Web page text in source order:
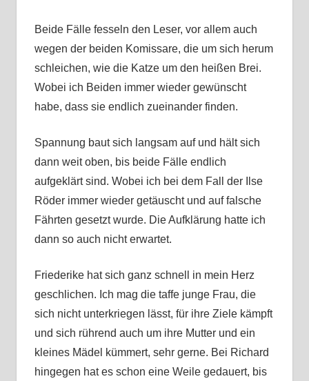
Beide Fälle fesseln den Leser, vor allem auch
wegen der beiden Komissare, die um sich herum
schleichen, wie die Katze um den heißen Brei.
Wobei ich Beiden immer wieder gewünscht
habe, dass sie endlich zueinander finden.
Spannung baut sich langsam auf und hält sich
dann weit oben, bis beide Fälle endlich
aufgeklärt sind. Wobei ich bei dem Fall der Ilse
Röder immer wieder getäuscht und auf falsche
Fährten gesetzt wurde. Die Aufklärung hatte ich
dann so auch nicht erwartet.
Friederike hat sich ganz schnell in mein Herz
geschlichen. Ich mag die taffe junge Frau, die
sich nicht unterkriegen lässt, für ihre Ziele kämpft
und sich rührend auch um ihre Mutter und ein
kleines Mädel kümmert, sehr gerne. Bei Richard
hingegen hat es schon eine Weile gedauert, bis